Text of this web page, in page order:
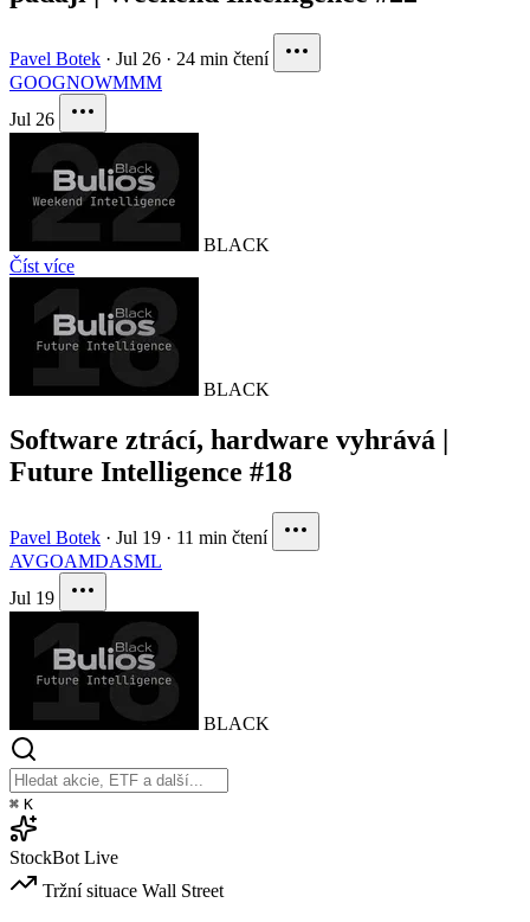
Pavel Botek · Jul 26 · 24 min čtení
GOOGNOWMMM
Jul 26
BLACK
Číst více
BLACK
Software ztrácí, hardware vyhrává |
Future Intelligence #18
Pavel Botek · Jul 19 · 11 min čtení
AVGOAMDASML
Jul 19
BLACK
⌘ K
StockBot Live
Tržní situace Wall Street